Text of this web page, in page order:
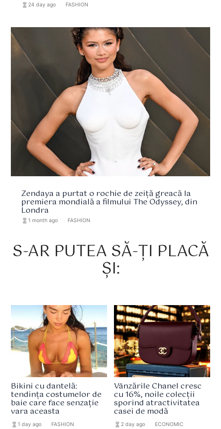
hourglass_full 24 day ago FASHION
Zendaya a purtat o rochie de zeiță greacă la
premiera mondială a filmului The Odyssey, din
Londra
hourglass_full 1 month ago FASHION
S-AR PUTEA SĂ-ȚI PLACĂ
ȘI:
Bikini cu dantelă:
tendința costumelor de
baie care face senzație
vara aceasta
hourglass_full1 day ago FASHION
Vânzările Chanel cresc
cu 16%, noile colecții
sporind atractivitatea
casei de modă
hourglass_full 2 day ago ECONOMIC